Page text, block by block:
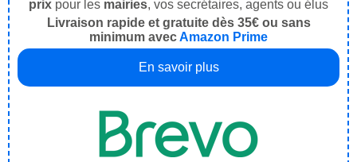
prix pour les mairies, vos secrétaires, agents ou élus
Livraison rapide et gratuite dès 35€ ou sans
minimum avecAmazon Prime
En savoir plus